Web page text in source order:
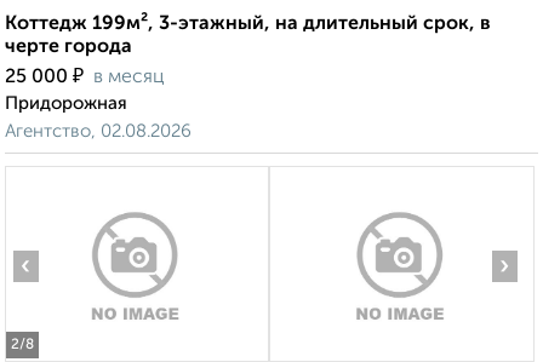
Коттедж 199м², 3-этажный, на длительный срок, в
черте города
25 000 ₽ в месяц
Придорожная
Агентство, 02.08.2026
2/8
‹ ›